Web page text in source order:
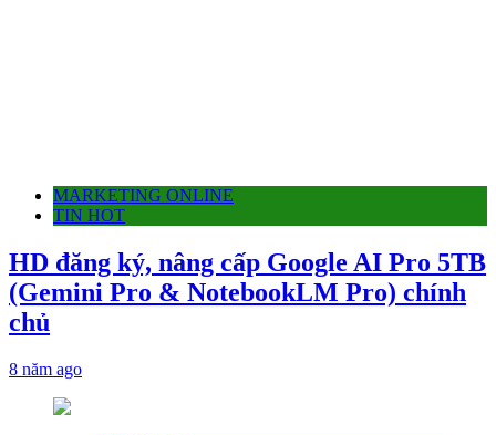
MARKETING ONLINE
TIN HOT
HD đăng ký, nâng cấp Google AI Pro 5TB
(Gemini Pro & NotebookLM Pro) chính
chủ
8 năm ago